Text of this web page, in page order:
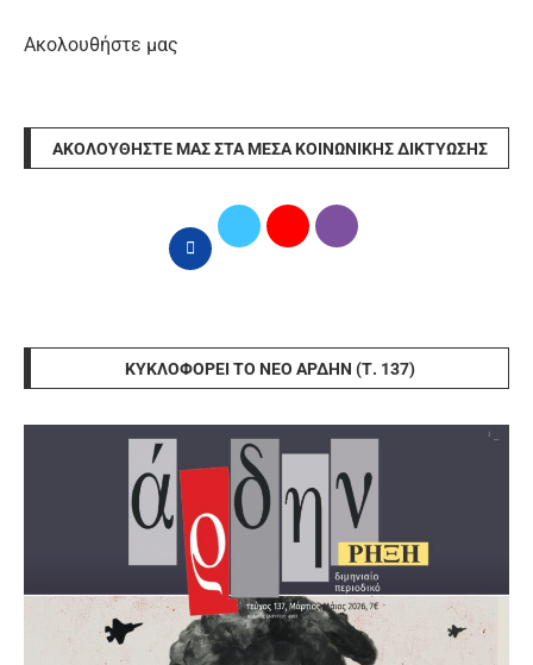
Ακολουθήστε μας
ΑΚΟΛΟΥΘΉΣΤΕ ΜΑΣ ΣΤΑ ΜΈΣΑ ΚΟΙΝΩΝΙΚΉΣ ΔΙΚΤΎΩΣΗΣ
ΚΥΚΛΟΦΟΡΕΊ ΤΟ ΝΈΟ ΆΡΔΗΝ (Τ. 137)